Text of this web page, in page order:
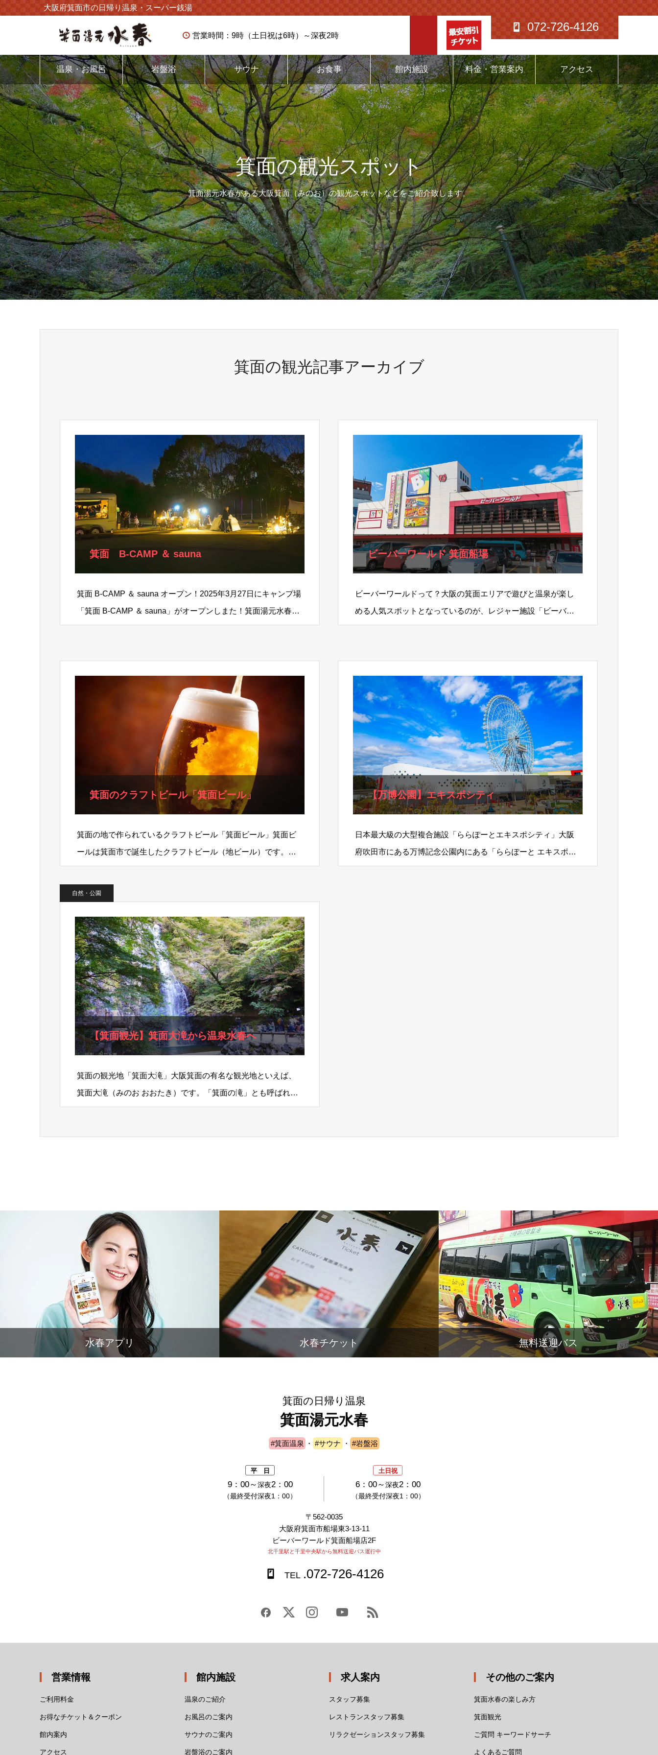
大阪府箕面市の日帰り温泉・スーパー銭湯
営業時間：9時（土日祝は6時）～深夜2時
072-726-4126
温泉・お風呂 岩盤浴 サウナ お食事 館内施設 料金・営業案内 アクセス
箕面の観光スポット
箕面湯元水春がある大阪箕面（みのお）の観光スポットなどをご紹介致します。
箕面の観光記事アーカイブ
箕面 B-CAMP ＆ sauna
箕面 B-CAMP ＆ sauna オープン！2025年3月27日にキャンプ場
「箕面 B-CAMP ＆ sauna」がオープンしまた！箕面湯元水春
か…
ビーバーワールド 箕面船場
ビーバーワールドって？大阪の箕面エリアで遊びと温泉が楽し
める人気スポットとなっているのが、レジャー施設「ビーバー
ワールド箕面船場」です。ビーバーワールド内に…
箕面のクラフトビール「箕面ビール」
箕面の地で作られているクラフトビール「箕面ビール」箕面ビ
ールは箕面市で誕生したクラフトビール（地ビール）です。ク
ラシックな味をスタンダードとし、箕面名産…
【万博公園】エキスポシティ
日本最大級の大型複合施設「ららぽーとエキスポシティ」大阪
府吹田市にある万博記念公園内にある「ららぽーと エキスポシ
ティ」。さまざまなエンターテインメ…
自然・公園
【箕面観光】箕面大滝から温泉水春へ
箕面の観光地「箕面大滝」大阪箕面の有名な観光地といえば、
箕面大滝（みのお おおたき）です。「箕面の滝」とも呼ばれま
す。「箕面大滝」は、箕面市の阪急箕…
水春アプリ 水春チケット 無料送迎バス
箕面の日帰り温泉
箕面湯元水春
#箕面温泉 ・ #サウナ ・ #岩盤浴
平 日 土日祝
9：00～ 深夜2：00
（最終受付深夜1：00）
6：00～ 深夜2：00
（最終受付深夜1：00）
〒562-0035
大阪府箕面市船場東3-13-11
ビーバーワールド箕面船場店2F
北千里駅と千里中央駅から無料送迎バス運行中
TEL .072-726-4126
営業情報
ご利用料金
お得なチケット＆クーポン
館内案内
アクセス
館内施設
温泉のご紹介
お風呂のご案内
サウナのご案内
岩盤浴のご案内
求人案内
スタッフ募集
レストランスタッフ募集
リラクゼーションスタッフ募集
その他のご案内
箕面水春の楽しみ方
箕面観光
ご質問 キーワードサーチ
よくあるご質問